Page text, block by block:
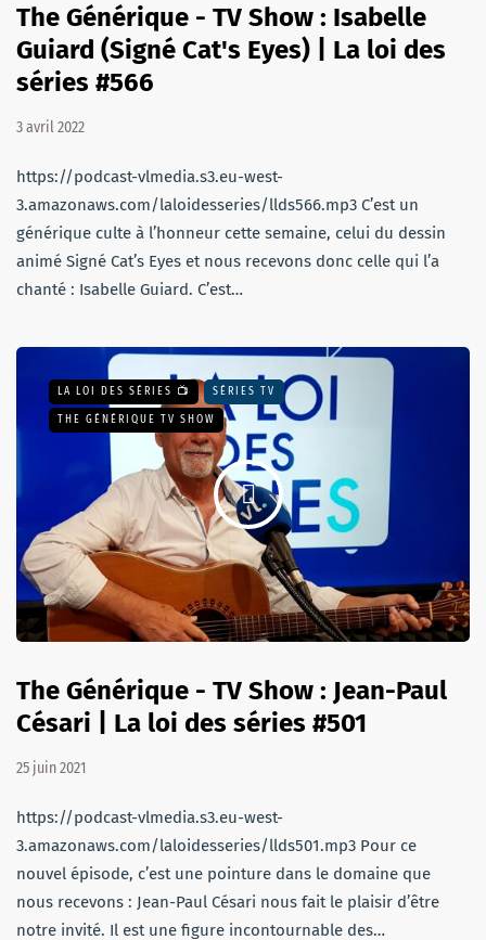
The Générique - TV Show : Isabelle
Guiard (Signé Cat's Eyes) | La loi des
séries #566
3 avril 2022
https://podcast-vlmedia.s3.eu-west-
3.amazonaws.com/laloidesseries/llds566.mp3 C’est un
générique culte à l’honneur cette semaine, celui du dessin
animé Signé Cat’s Eyes et nous recevons donc celle qui l’a
chanté : Isabelle Guiard. C’est…
LA LOI DES SÉRIES 📺 SÉRIES TV
THE GÉNÉRIQUE TV SHOW
The Générique - TV Show : Jean-Paul
Césari | La loi des séries #501
25 juin 2021
https://podcast-vlmedia.s3.eu-west-
3.amazonaws.com/laloidesseries/llds501.mp3 Pour ce
nouvel épisode, c’est une pointure dans le domaine que
nous recevons : Jean-Paul Césari nous fait le plaisir d’être
notre invité. Il est une figure incontournable des…